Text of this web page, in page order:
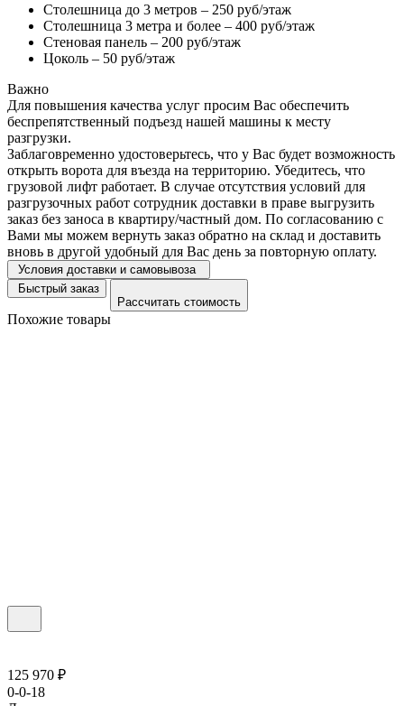
Столешница до 3 метров – 250 руб/этаж
Столешница 3 метра и более – 400 руб/этаж
Стеновая панель – 200 руб/этаж
Цоколь – 50 руб/этаж
Важно
Для повышения качества услуг просим Вас обеспечить
беспрепятственный подъезд нашей машины к месту
разгрузки.
Заблаговременно удостоверьтесь, что у Вас будет возможность
открыть ворота для въезда на территорию. Убедитесь, что
грузовой лифт работает. В случае отсутствия условий для
разгрузочных работ сотрудник доставки в праве выгрузить
заказ без заноса в квартиру/частный дом. По согласованию с
Вами мы можем вернуть заказ обратно на склад и доставить
вновь в другой удобный для Вас день за повторную оплату.
Условия доставки и самовывоза
Быстрый заказ
Рассчитать стоимость
Похожие товары
125 970 ₽
0-0-18